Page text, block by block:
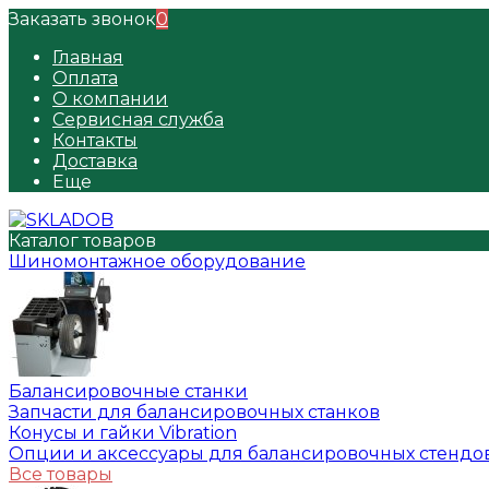
Заказать звонок0
Главная
Оплата
О компании
Сервисная служба
Контакты
Доставка
Еще
Каталог товаров
Шиномонтажное оборудование
Балансировочные станки
Запчасти для балансировочных станков
Конусы и гайки Vibration
Опции и аксессуары для балансировочных
Все товары